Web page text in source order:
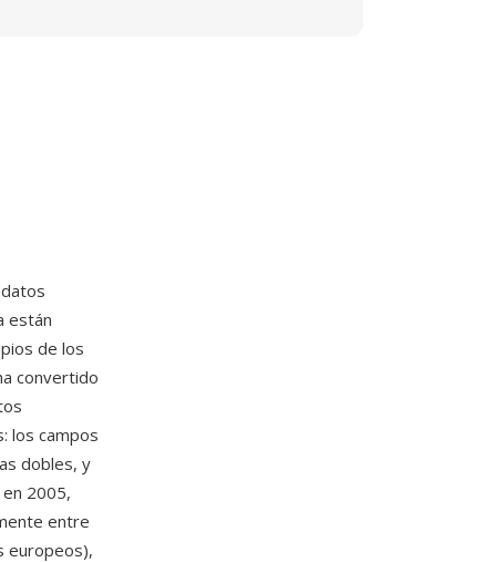
están
de los
convertido
los campos
dobles, y
2005,
entre
europeos),